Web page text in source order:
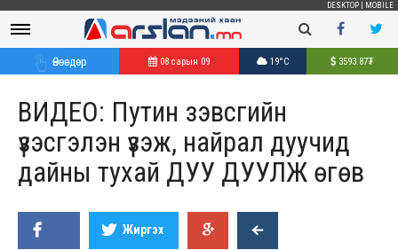
DESKTOP MOBILE
Өнөөдөр 08 сарын 09 19°C 3593.87₮
ВИДЕО: Путин зэвсгийн
үзэсгэлэн үзэж, найрал дуучид
дайны тухай ДУУ ДУУЛЖ өгөв
Жиргэх